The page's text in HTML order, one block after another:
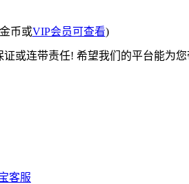
币或VIP会员可查看)
或连带责任! 希望我们的平台能为您
客服